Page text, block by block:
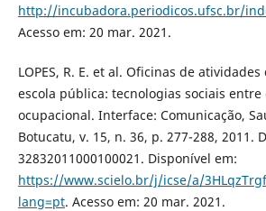
http://incubadora.periodicos.ufsc.br/
Acesso em: 20 mar. 2021.
LOPES, R. E. et al. Oficinas de
escola pública: tecnologias sociais entre
ocupacional. Interface: Comunicação,
Botucatu, v. 15, n. 36, p. 277-288, 2011.
32832011000100021. Disponível em:
https://www.scielo.br/j/icse/a/
lang=pt. Acesso em: 20 mar. 2021.